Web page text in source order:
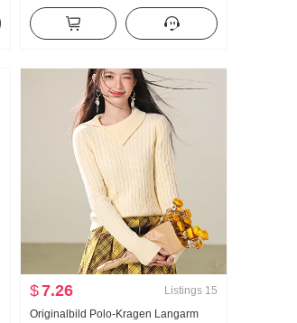
Herbst Winter Gefüttert 2025
Warmhaltend Top Langarm T-Shirt
$7.26 Listings 15
Originalbild Polo-Kragen Langarm